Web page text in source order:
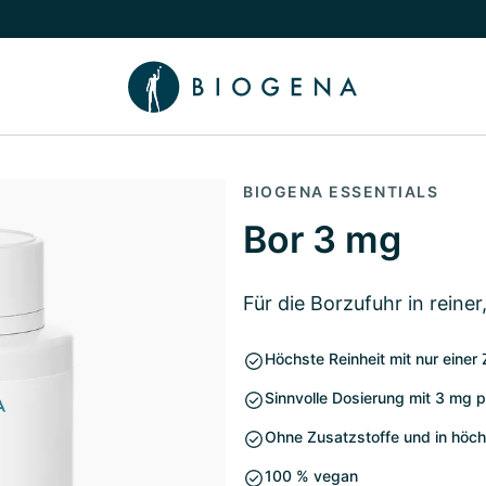
Wissen umschalten
BIOGENA ESSENTIALS
Bor 3 mg
Für die Borzufuhr in
Höchste Reinheit mit nur einer
Sinnvolle Dosierung mit 3 mg
Ohne Zusatzstoffe und in
100 % vegan